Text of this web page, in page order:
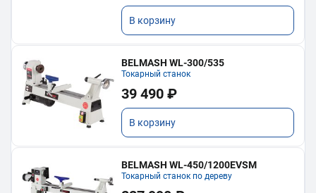
В корзину
BELMASH WL-300/535
Токарный станок
39 490 ₽
В корзину
BELMASH WL-450/1200EVSM
Токарный станок по дереву